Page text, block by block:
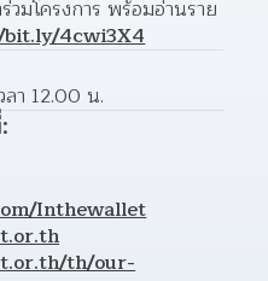
วมโครงการ พร้อมอ่านราย
4cwi3X4
า 12.00 น.
Inthewallet
th/our-